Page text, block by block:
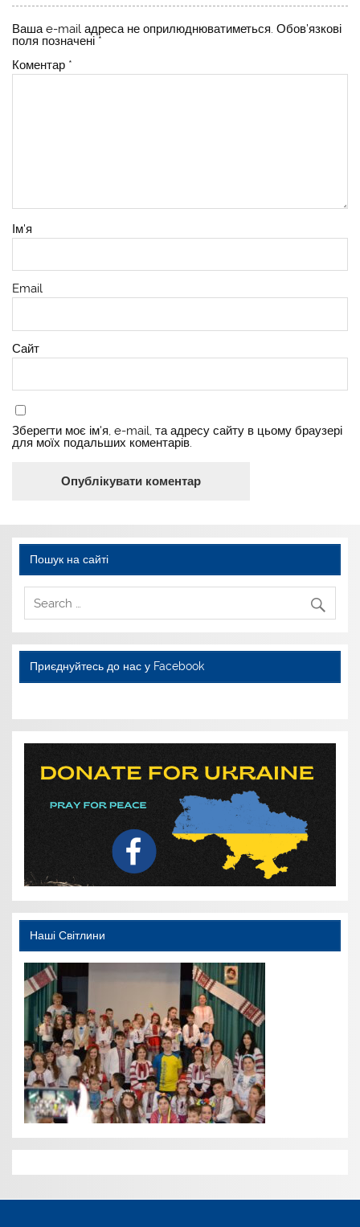
Ваша e-mail адреса не оприлюднюватиметься. Обов’язкові
поля позначені *
Коментар *
Ім'я
Email
Сайт
Зберегти моє ім'я, e-mail, та адресу сайту в цьому браузері
для моїх подальших коментарів.
Пошук на сайті
Приєднуйтесь до нас у Facebook
WordPress YouTube
Наші Світлини